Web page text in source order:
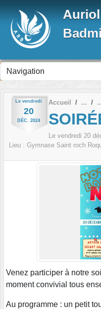
Le vendredi
20
DÉC. 2024
Accueil
Le vendredi 20
Lieu : Gymnase Saint roch
Venez participer à notre
moment convivial tous
Au programme : un petit